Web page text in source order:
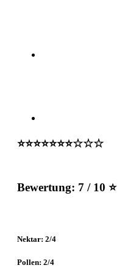
⭐️⭐️⭐️⭐️⭐️⭐️⭐️☆☆☆
Bewertung: 7 / 10 ⭐
Nektar: 2/4
Pollen: 2/4